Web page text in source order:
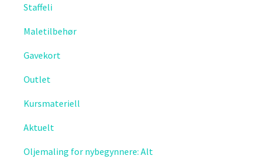
Staffeli
Maletilbehør
Gavekort
Outlet
Kursmateriell
Aktuelt
Oljemaling for nybegynnere: Alt